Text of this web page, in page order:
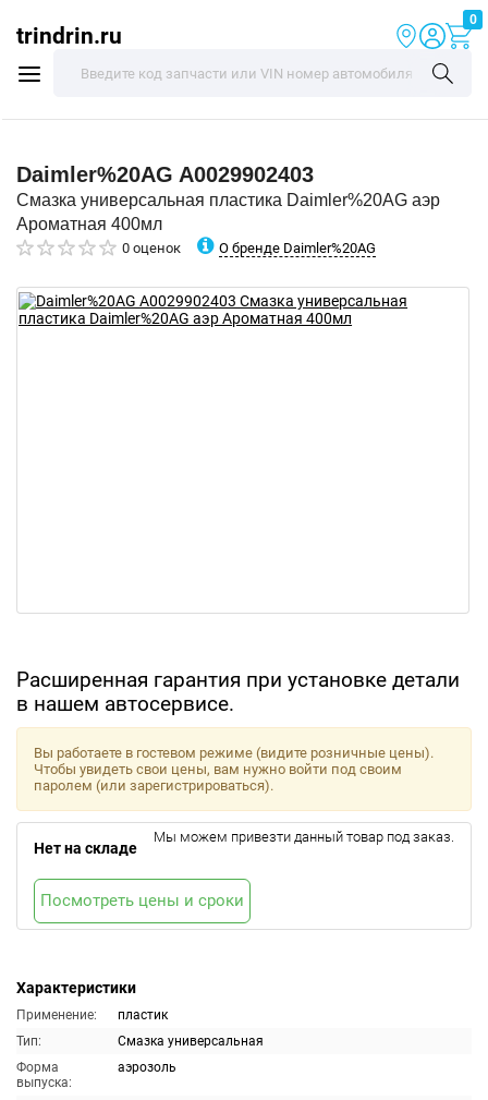
trindrin.ru
0
Daimler%20AG A0029902403
Смазка универсальная пластика Daimler%20AG аэр
Ароматная 400мл
0 оценок О бренде Daimler%20AG
Расширенная гарантия при установке детали
в нашем автосервисе.
Характеристики
Применение:
пластик
Тип:
Смазка универсальная
Форма
выпуска:
аэрозоль
Вы работаете в гостевом режиме (видите розничные цены).
Чтобы увидеть свои цены, вам нужно войти под своим
паролем (или зарегистрироваться).
Нет на складе
Мы можем привезти данный товар под заказ.
Посмотреть цены и сроки